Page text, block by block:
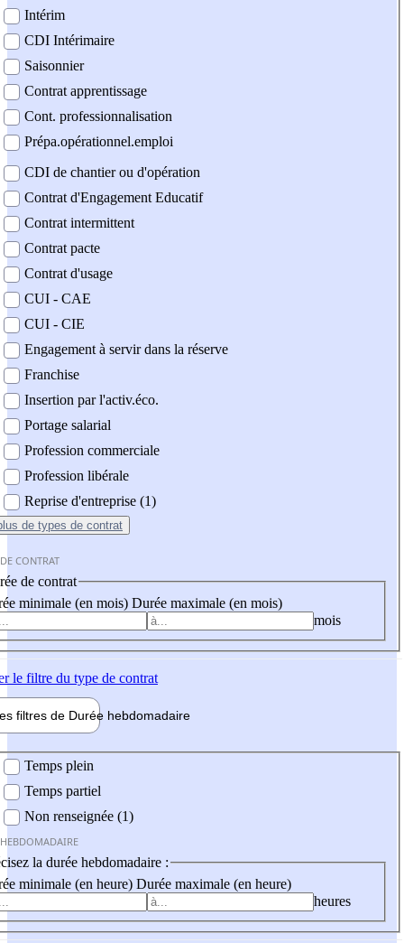
Intérim
CDI Intérimaire
Saisonnier
Contrat apprentissage
Cont. professionnalisation
Prépa.opérationnel.emploi
CDI de chantier ou d'opération
Contrat d'Engagement Educatif
Contrat intermittent
Contrat pacte
Contrat d'usage
CUI - CAE
CUI - CIE
Engagement à servir dans la réserve
Franchise
Insertion par l'activ.éco.
Portage salarial
Profession commerciale
Profession libérale
Reprise d'entreprise (1)
de types de contrat
CONTRAT
de contrat
minimale (en mois) Durée maximale (en mois)
mois
le filtre du type de contrat
filtres de Durée hebdomadaire
Temps plein
Temps partiel
Non renseignée (1)
la durée hebdomadaire :
minimale (en heure) Durée maximale (en heure)
heures